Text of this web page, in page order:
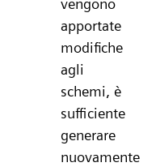
vengono
apportate
modifiche
agli
schemi, è
sufficiente
generare
nuovamente